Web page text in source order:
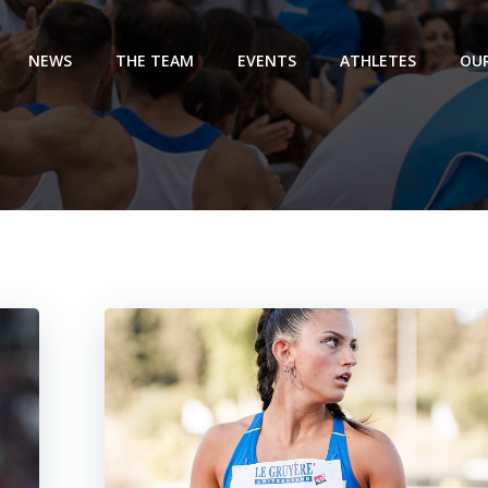
NEWS THE TEAM EVENTS ATHLETES